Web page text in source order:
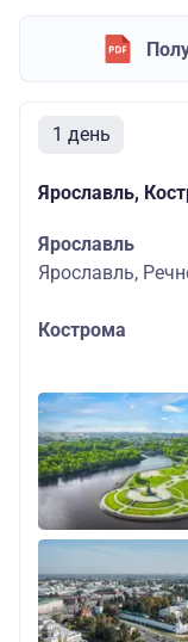
1 день
Ярославль,
Ярославль
Ярославль,
Кострома